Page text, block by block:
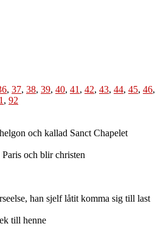
, 37, 38, 39, 40, 41 , 42, 43, 44, 45, 46,
, 92
och kallad Sanct Chapelet
och blir christen
han sjelf låtit komma sig till last
till henne